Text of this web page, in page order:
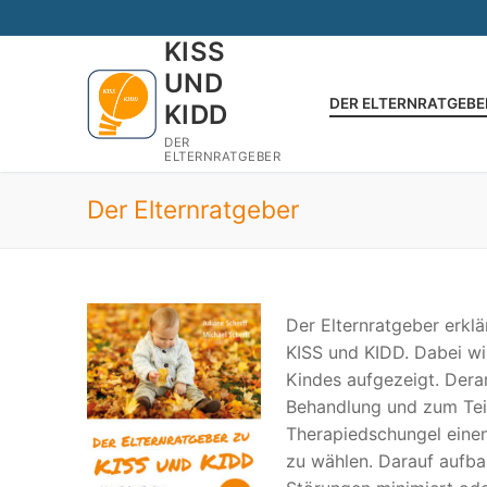
Inhalt
KISS
UND
KIDD
DER
ELTERNRATGEBER
DER
Der Elternratgeber
Der Elternratgeber
KISS und KIDD. Dabei
Kindes aufgezeigt.
Behandlung und zum
Therapiedschungel
zu wählen. Darauf